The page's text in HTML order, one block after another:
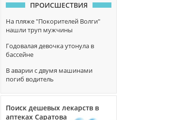
ПРОИСШЕСТВИЯ
На пляже "Покорителей Волги"
нашли труп мужчины
Годовалая девочка утонула в
бассейне
В аварии с двумя машинами
погиб водитель
Поиск дешевых лекарств в
аптеках Саратова